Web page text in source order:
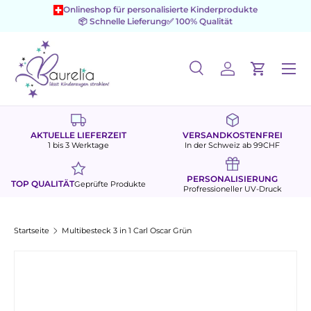
Direkt zum Inhalt
Onlineshop für personalisierte Kinderprodukte
📦 Schnelle Lieferung✅ 100% Qualität
Suchen
SucheEinloggen
Menü
AKTUELLE LIEFERZEIT
1 bis 3 Werktage
VERSANDKOSTENFREI
In der Schweiz ab 99CHF
TOP QUALITÄTGeprüfte Produkte PERSONALISIERUNG
Profressioneller UV-Druck
Startseite Multibesteck 3 in 1 Carl Oscar Grün